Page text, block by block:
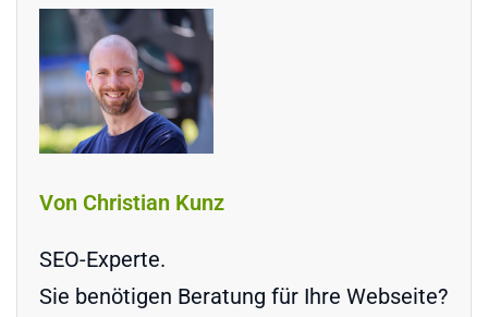
Von Christian Kunz
SEO-Experte.
Sie benötigen Beratung für Ihre Webseite?